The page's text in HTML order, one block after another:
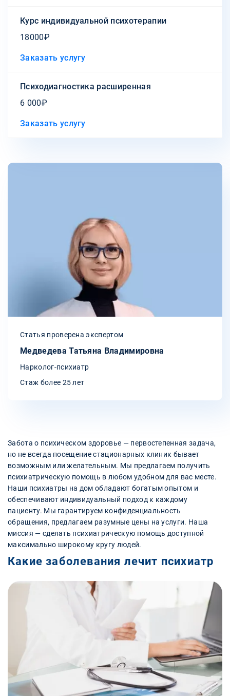
Курс индивидуальной психотерапии
18000₽
Заказать услугу
Психодиагностика расширенная
6 000₽
Заказать услугу
Статья проверена экспертом
Медведева Татьяна Владимировна
Нарколог-психиатр
Стаж более 25 лет
Забота о психическом здоровье — первостепенная задача,
но не всегда посещение стационарных клиник бывает
возможным или желательным. Мы предлагаем получить
психиатрическую помощь в любом удобном для вас месте.
Наши психиатры на дом обладают богатым опытом и
обеспечивают индивидуальный подход к каждому
пациенту. Мы гарантируем конфиденциальность
обращения, предлагаем разумные цены на услуги. Наша
миссия — сделать психиатрическую помощь доступной
максимально широкому кругу людей.
Какие заболевания лечит психиатр